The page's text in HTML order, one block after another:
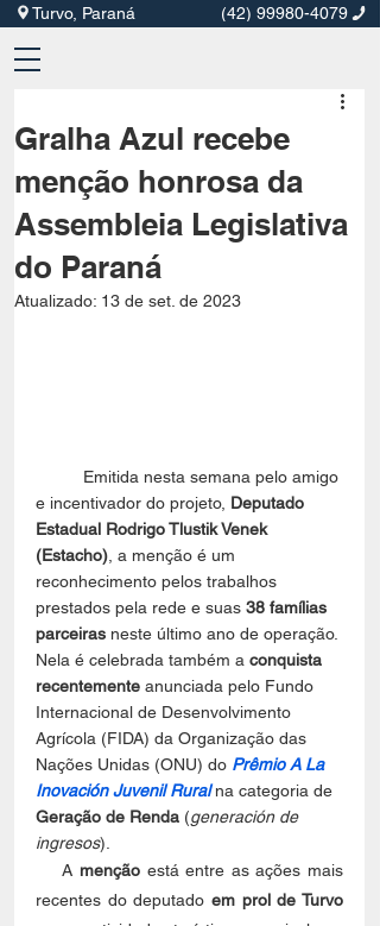
Turvo, Paraná (42) 99980-4079
Gralha Azul recebe
menção honrosa da
Assembleia Legislativa
do Paraná
Atualizado: 13 de set. de 2023
e incentivador do projeto, Deputado
Estadual Rodrigo Tlustik Venek
(Estacho) , a menção é um
reconhecimento pelos trabalhos
prestados pela rede e suas 38 famílias
parceiras neste último ano de operação.
Nela é celebrada também a conquista
recentemente anunciada pelo Fundo
Internacional de Desenvolvimento
Agrícola (FIDA) da Organização das
Nações Unidas (ONU) do Prêmio A La
Inovación Juvenil Rural na categoria de
Geração de Renda (generación de
ingresos).
    A
menção está entre as ações mais
recentes do deputado em prol de Turvo